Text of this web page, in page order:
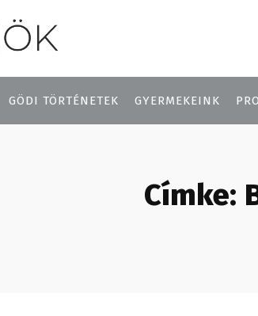
GÖDI TÖRTÉNETEK GYERMEKEINK
Címke: